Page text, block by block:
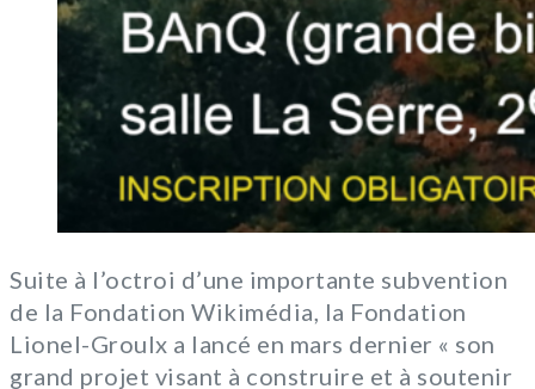
Suite à l’octroi d’une importante subvention
de la Fondation Wikimédia, la Fondation
Lionel-Groulx a lancé en mars dernier « son
grand projet visant à construire et à soutenir